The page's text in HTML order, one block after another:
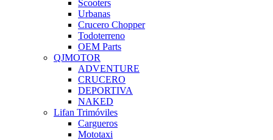
Scooters
Urbanas
Crucero Chopper
Todoterreno
OEM Parts
QJMOTOR
ADVENTURE
CRUCERO
DEPORTIVA
NAKED
Lifan Trimóviles
Cargueros
Mototaxi